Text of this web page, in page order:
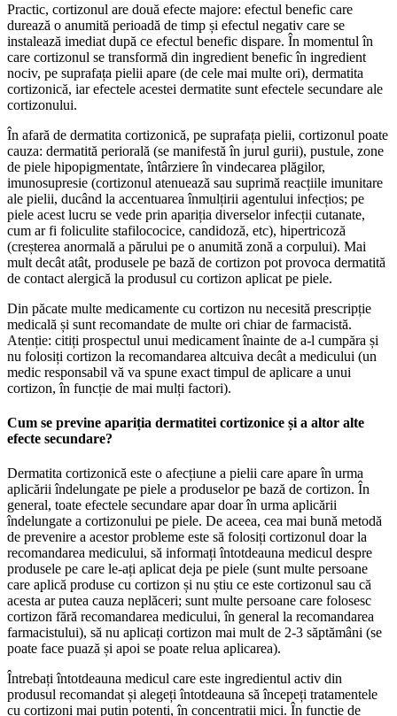
Practic, cortizonul are două efecte majore: efectul benefic care
durează o anumită perioadă de timp și efectul negativ care se
instalează imediat după ce efectul benefic dispare. În momentul în
care cortizonul se transformă din ingredient benefic în ingredient
nociv, pe suprafața pielii apare (de cele mai multe ori), dermatita
cortizonică, iar efectele acestei dermatite sunt efectele secundare ale
cortizonului.
În afară de dermatita cortizonică, pe suprafața pielii, cortizonul poate
cauza: dermatită periorală (se manifestă în jurul gurii), pustule, zone
de piele hipopigmentate, întârziere în vindecarea plăgilor,
imunosupresie (cortizonul atenuează sau suprimă reacțiile imunitare
ale pielii, ducând la accentuarea înmulțirii agentului infecțios; pe
piele acest lucru se vede prin apariția diverselor infecții cutanate,
cum ar fi foliculite stafilococice, candidoză, etc), hipertricoză
(creșterea anormală a părului pe o anumită zonă a corpului). Mai
mult decât atât, produsele pe bază de cortizon pot provoca dermatită
de contact alergică la produsul cu cortizon aplicat pe piele.
Din păcate multe medicamente cu cortizon nu necesită prescripție
medicală și sunt recomandate de multe ori chiar de farmacistă.
Atenție: citiți prospectul unui medicament înainte de a-l cumpăra și
nu folosiți cortizon la recomandarea altcuiva decât a medicului (un
medic responsabil vă va spune exact timpul de aplicare a unui
cortizon, în funcție de mai mulți factori).
Cum se previne apariția dermatitei cortizonice și a altor alte
efecte secundare?
Dermatita cortizonică este o afecțiune a pielii care apare în urma
aplicării îndelungate pe piele a produselor pe bază de cortizon. În
general, toate efectele secundare apar doar în urma aplicării
îndelungate a cortizonului pe piele. De aceea, cea mai bună metodă
de prevenire a acestor probleme este să folosiți cortizonul doar la
recomandarea medicului, să informați întotdeauna medicul despre
produsele pe care le-ați aplicat deja pe piele (sunt multe persoane
care aplică produse cu cortizon și nu știu ce este cortizonul sau că
acesta ar putea cauza neplăceri; sunt multe persoane care folosesc
cortizon fără recomandarea medicului, în general la recomandarea
farmacistului), să nu aplicați cortizon mai mult de 2-3 săptămâni (se
poate face puază și apoi se poate relua aplicarea).
Întrebați întotdeauna medicul care este ingredientul activ din
produsul recomandat și alegeți întotdeauna să începeți tratamentele
cu cortizoni mai puțin potenți, în concentrații mici. În funcție de